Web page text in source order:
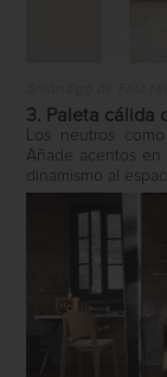
3. Paleta cálida
Los neutros
Añade acentos en
dinamismo al